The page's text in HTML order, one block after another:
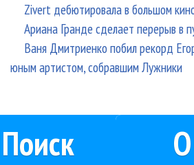
Zivert дебютировала в большом
Ариана Гранде сделает перерыв в
Ваня Дмитриенко побил рекорд
юным артистом, собравшим Лужники
Поиск